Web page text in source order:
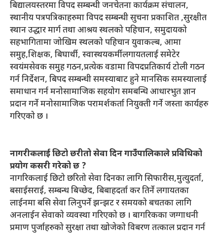
बिद्यालयस्तरमा विपद सम्बन्धी जनचेतना कार्यक्रम संचालन,
स्थानीय पत्रपत्रिकाहरुमा विपद सम्बन्धी सुचना प्रकाशित ,सुरक्षीत
स्थान उद्धार मार्ग तथा आश्रय स्थलको पहिचान, समुदायको
सहभागितामा जोखिम स्थलको पहिचान युवाकल्ब, आमा
समुह,शिक्षक, बिघार्थी, स्वास्थयकर्मीलगायतलाई समेटेर
स्वयंमसेवक समुह गठन,प्रत्येक वडामा विपदप्रतिकार्य टोली गठन
गर्न निर्देशन, बिपद सम्बन्धी समस्याबाट हुने मानसिक समस्यालाई
समाधान गर्न मनोसामाजिक सहयोग समबन्धि आधारभुत ज्ञान
प्रदान गर्ने मनोसामाजिक परामर्शकर्ता नियुक्ती गर्ने जस्ता कार्यहरु
गरिएको छ ।
नागरीकलाई छिटो छरीतो सेवा दिन गाउँपालिकाले प्रविधिको
प्रयोग कसरी गरेको छ ?
नागरिकलाई छिटो छरितो सेवा दिनका लागि सिफारीस,मुत्युदर्ता,
बसाईसराई, सम्बन्ध बिच्छेद, बिबाहदर्ता कर तिर्ने लगायतका
लाईनमा बसि सेवा लिनुपर्ने झन्झट र समयको बचतका लागि
अनलाईन सेवाको व्यवस्था गरिएको छ । बागरिकका जग्गाधनी
प्रमाण पुर्जाहरुको सुरक्षा तथा खोजेको विबरण तत्काल प्रदान गर्न